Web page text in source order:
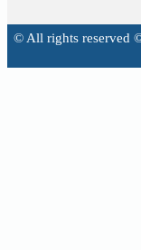
© All rights reserved